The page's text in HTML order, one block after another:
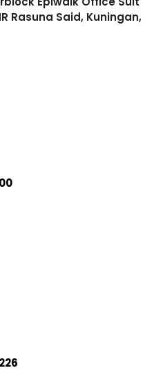
Rasuna Said, Kuningan,